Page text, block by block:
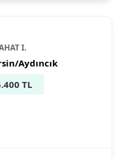
I.
Aydıncık
TL